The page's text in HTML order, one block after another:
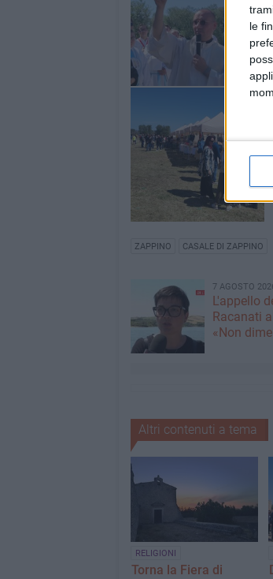
le
ZAPPINO CASALE DI ZAPPINO
7 AGOSTO
L'appello
Racanati
«Non
Altri contenuti a tema
RELIGIONI
Torna la Fiera di